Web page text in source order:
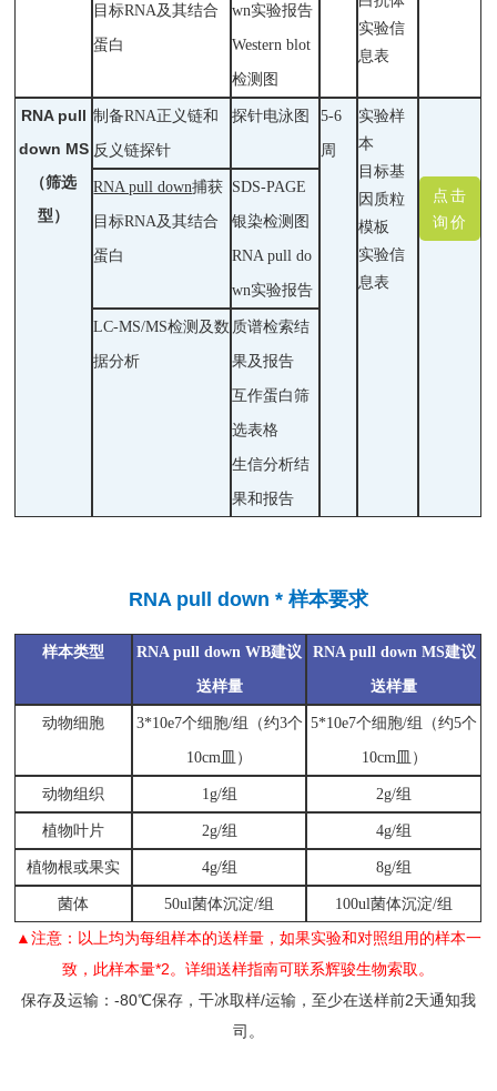
实验信
息表
目标RNA及其结合
蛋白
wn实验报告
Western blot
检测 图
RNA pull
down MS
（筛选
型）
制备RNA正义链和
反义链探针
探针电泳图 5-6
周
实验样
本
目标基
因质粒
模板
实验信
息表
点击
询价
RNA pull down捕获
目标RNA及其结合
蛋白
SDS-PAGE
银染检测图
RNA pull do
wn实验报告
LC-MS/MS检测及数
据分析
质谱检索结
果及报告
互作蛋白筛
选表格
生信分析结
果和报告
RNA pull down * 样本要求
样本类型 RNA pull down WB建议
送样量
RNA pull down MS建议
送样量
动物细胞 3*10e7个细胞/组（约3个
10cm皿）
5*10e7个细胞/组（约5个
10cm皿）
动物组织 1g/组 2g/组
植物叶片 2g/组 4g/组
植物根或果实 4g/组 8g/组
菌体 50ul菌体沉淀/组 100ul菌体沉淀/组
▲注意：以上均为每组样本的送样量，如果实验和对照组用的样本一
致，此样本量*2。详细送样指南可联系辉骏生物索取。
保存及运输：-80℃保存，干冰取样/运输，至少在送样前2天通知我
司。